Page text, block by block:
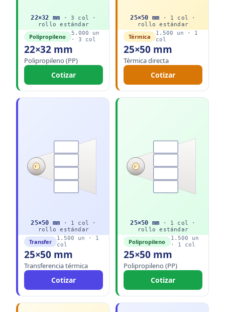
22×32 mm · 3 col ·
rolloestándar
Polipropileno 5.000 un
· 3 col
22×32 mm
Polipropileno (PP)
Cotizar
25×50 mm · 1 col ·
rolloestándar
Térmica 1.500 un · 1
col
25×50 mm
Térmica directa
Cotizar
1"
25×50 mm · 1 col ·
rolloestándar
Transfer 1.500 un · 1
col
25×50 mm
Transferencia térmica
Cotizar
1"
25×50 mm · 1 col ·
rolloestándar
Polipropileno 1.500 un
·
1 col
25×50 mm
Polipropileno (PP)
Cotizar